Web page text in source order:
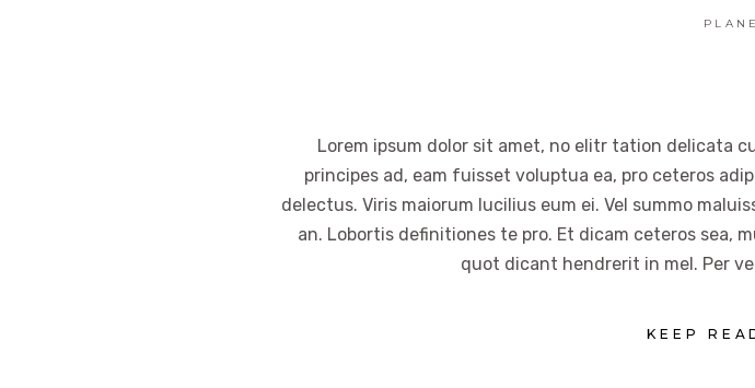
Lorem ipsum dolor sit amet, no elitr tation delicata
principes ad, eam fuisset voluptua ea, pro ceteros
delectus. Viris maiorum lucilius eum ei. Vel summo
an. Lobortis definitiones te pro. Et dicam ceteros sea,
quot dicant hendrerit in mel. Per
KEEP